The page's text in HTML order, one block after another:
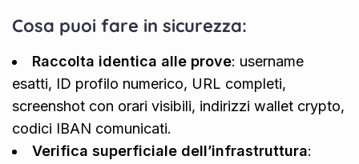
Cosa puoi fare in sicurezza:
Raccolta identica alle prove: username
esatti, ID profilo numerico, URL completi,
screenshot con orari visibili, indirizzi wallet crypto,
codici IBAN comunicati.
Verifica superficiale dell’infrastruttura: